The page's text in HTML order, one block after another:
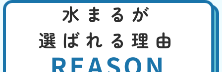
便座の交換・取付け
基本料
EB
限
定
割
引
8,800
合計 8,800
長い年月使用していると、本体の黄ばみや掃除しても取れない臭いなど
水まるが
選ばれる理由